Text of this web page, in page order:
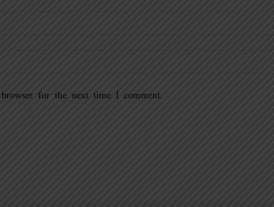
for the next time I comment.